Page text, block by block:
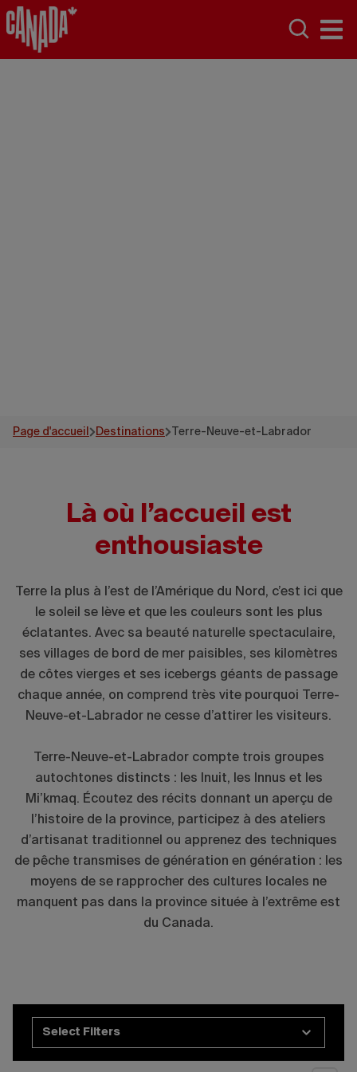
Page d'accueil Destinations Terre-Neuve-et-Labrador
Là où l’accueil est
enthousiaste
Terre la plus à l’est de l’Amérique du Nord, c’est ici que
le soleil se lève et que les couleurs sont les plus
éclatantes. Avec sa beauté naturelle spectaculaire,
ses villages de bord de mer paisibles, ses kilomètres
de côtes vierges et ses icebergs géants de passage
chaque année, on comprend très vite pourquoi Terre-
Neuve-et-Labrador ne cesse d’attirer les visiteurs.
Terre-Neuve-et-Labrador compte trois groupes
autochtones distincts : les Inuit, les Innus et les
Mi’kmaq. Écoutez des récits donnant un aperçu de
l’histoire de la province, participez à des ateliers
d’artisanat traditionnel ou apprenez des techniques
de pêche transmises de génération en génération : les
moyens de se rapprocher des cultures locales ne
manquent pas dans la province située à l’extrême est
du Canada.
Select Filters